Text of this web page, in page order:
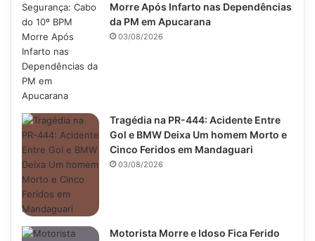
Morre Após Infarto nas Dependências
da PM em Apucarana
03/08/2026
Tragédia na PR-444: Acidente Entre
Gol e BMW Deixa Um homem Morto e
Cinco Feridos em Mandaguari
03/08/2026
Motorista Morre e Idoso Fica Ferido